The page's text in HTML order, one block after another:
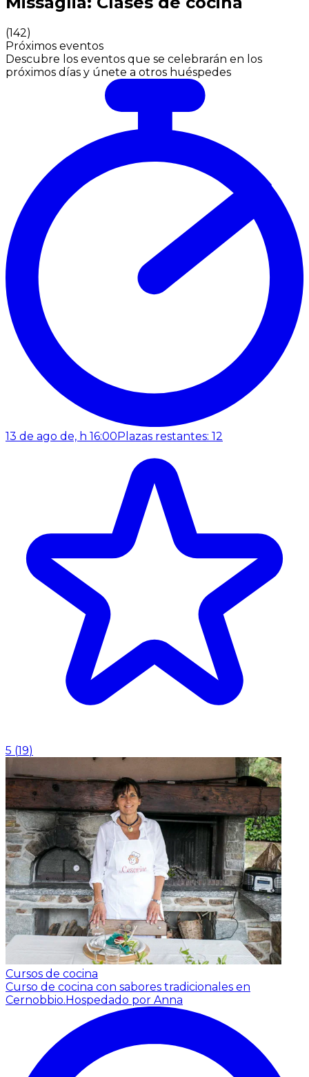
(142)
Próximos eventos
Descubre los eventos que se celebrarán en los
próximos días y únete a otros huéspedes
13 de ago de, h 16:00 Plazas restantes: 12
5 (19)
Cursos de cocina
Curso de cocina con sabores tradicionales en
Cernobbio. Hospedado por Anna